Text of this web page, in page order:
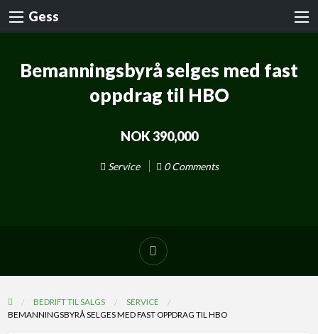
Gess
Bemanningsbyrå selges med fast
oppdrag til HBO
NOK 390,000
Service 0 Comments
BEDRIFT TIL SALGS
SERVICE
BEMANNINGSBYRÅ SELGES MED FAST OPPDRAG TIL HBO